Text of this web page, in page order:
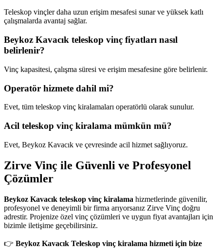
Teleskop vinçler daha uzun erişim mesafesi sunar ve yüksek katlı
çalışmalarda avantaj sağlar.
Beykoz Kavacık teleskop vinç fiyatları nasıl
belirlenir?
Vinç kapasitesi, çalışma süresi ve erişim mesafesine göre belirlenir.
Operatör hizmete dahil mi?
Evet, tüm teleskop vinç kiralamaları operatörlü olarak sunulur.
Acil teleskop vinç kiralama mümkün mü?
Evet, Beykoz Kavacık ve çevresinde acil hizmet sağlıyoruz.
Zirve Vinç ile Güvenli ve Profesyonel
Çözümler
Beykoz Kavacık teleskop vinç kiralama hizmetlerinde güvenilir,
profesyonel ve deneyimli bir firma arıyorsanız Zirve Vinç doğru
adrestir. Projenize özel vinç çözümleri ve uygun fiyat avantajları için
bizimle iletişime geçebilirsiniz.
👉 Beykoz Kavacık Teleskop vinç kiralama hizmeti için bize